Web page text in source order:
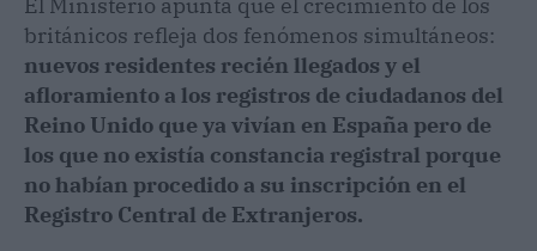
británicos refleja dos fenómenos simultáneos:
nuevos residentes recién llegados y el
afloramiento a los registros de ciudadanos del
Reino Unido que ya vivían en España pero de
los que no existía constancia registral porque
no habían procedido a su inscripción en el
Registro Central de Extranjeros.